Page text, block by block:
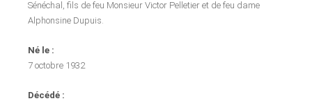
Sénéchal, fils de feu Monsieur Victor Pelletier et de feu dame
Alphonsine Dupuis.
Né le :
7 octobre 1932
Décédé :